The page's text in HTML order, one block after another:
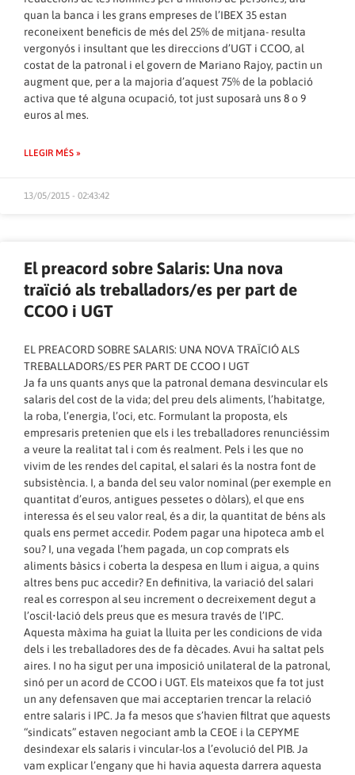
quan la banca i les grans empreses de l’IBEX 35 estan
reconeixent beneficis de més del 25% de mitjana- resulta
vergonyós i insultant que les direccions d’UGT i CCOO, al
costat de la patronal i el govern de Mariano Rajoy, pactin un
augment que, per a la majoria d’aquest 75% de la població
activa que té alguna ocupació, tot just suposarà uns 8 o 9
euros al mes.
LLEGIR MÉS »
13/05/2015 - 02:43:42
El preacord sobre Salaris: Una nova
traïció als treballadors/es per part de
CCOO i UGT
EL PREACORD SOBRE SALARIS: UNA NOVA TRAÏCIÓ ALS
TREBALLADORS/ES PER PART DE CCOO I UGT
Ja fa uns quants anys que la patronal demana desvincular els
salaris del cost de la vida; del preu dels aliments, l’habitatge,
la roba, l’energia, l’oci, etc. Formulant la proposta, els
empresaris pretenien que els i les treballadores renunciéssim
a veure la realitat tal i com és realment. Pels i les que no
vivim de les rendes del capital, el salari és la nostra font de
subsistència. I, a banda del seu valor nominal (per exemple en
quantitat d’euros, antigues pessetes o dòlars), el que ens
interessa és el seu valor real, és a dir, la quantitat de béns als
quals ens permet accedir. Podem pagar una hipoteca amb el
sou? I, una vegada l’hem pagada, un cop comprats els
aliments bàsics i coberta la despesa en llum i aigua, a quins
altres bens puc accedir? En definitiva, la variació del salari
real es correspon al seu increment o decreixement degut a
l’oscil•lació dels preus que es mesura través de l’IPC.
Aquesta màxima ha guiat la lluita per les condicions de vida
dels i les treballadores des de fa dècades. Avui ha saltat pels
aires. I no ha sigut per una imposició unilateral de la patronal,
sinó per un acord de CCOO i UGT. Els mateixos que fa tot just
un any defensaven que mai acceptarien trencar la relació
entre salaris i IPC. Ja fa mesos que s’havien filtrat que aquests
“sindicats” estaven negociant amb la CEOE i la CEPYME
desindexar els salaris i vincular-los a l’evolució del PIB. Ja
vam explicar l’enganyque hi havia aquesta darrera aquesta